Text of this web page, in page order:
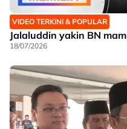
VIDEO TERKINI & POPULAR
Jalaluddin yakin BN
18/07/2026